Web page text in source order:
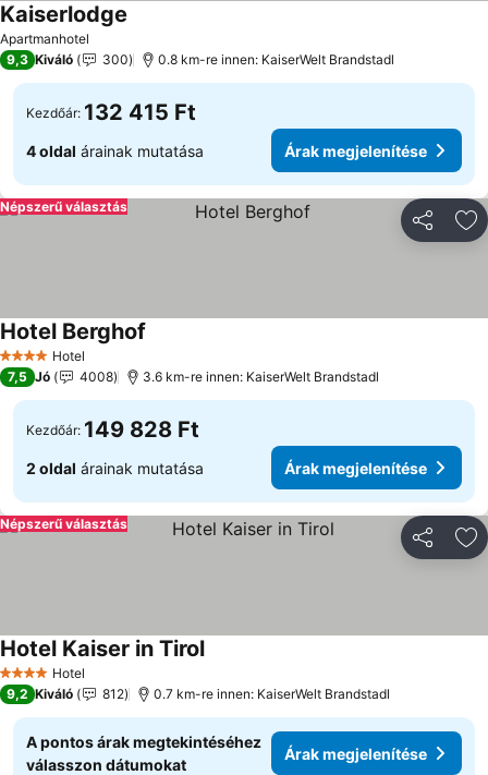
Apartmanhotel
Kaiserlodge
9,3 Kiváló 300 0.8 km-re innen: KaiserWelt Brandstadl
Kezdőár: 132 415 Ft
4 oldal árainak mutatása Árak megjelenítése
Népszerű választás
4 KategóriaHotel
Hotel Berghof
7,5 Jó 4008 3.6 km-re innen: KaiserWelt Brandstadl
Kezdőár: 149 828 Ft
2 oldal árainak mutatása Árak megjelenítése
Népszerű választás
4 KategóriaHotel
Hotel Kaiser in Tirol
9,2 Kiváló 812 0.7 km-re innen: KaiserWelt Brandstadl
A pontos árak megtekintéséhez
válasszon dátumokat
Árak megjelenítése